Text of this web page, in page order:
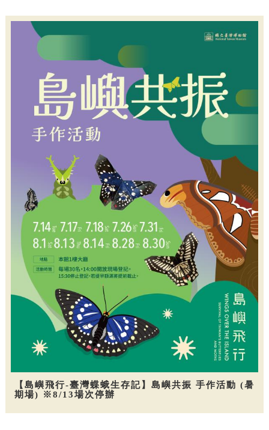
【島嶼飛行-臺灣蝶蛾生存記】島嶼共振 手作活動 (暑
期場) ※8/13場次停辦